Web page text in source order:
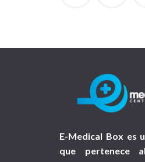
E-Medical Box es
que pertenece